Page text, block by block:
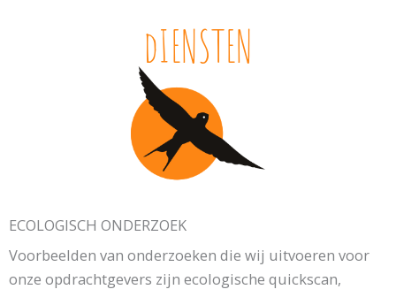
dIENSTEN
ECOLOGISCH ONDERZOEK
Voorbeelden van onderzoeken die wij uitvoeren voor
onze opdrachtgevers zijn ecologische quickscan,